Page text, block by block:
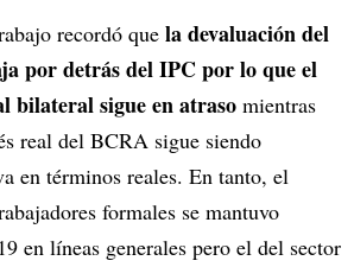
recordó que la devaluación del
por detrás del IPC por lo que el
bilateral sigue en atraso mientras
real del BCRA sigue siendo
en términos reales. En tanto, el
formales se mantuvo
en líneas generales pero el del sector